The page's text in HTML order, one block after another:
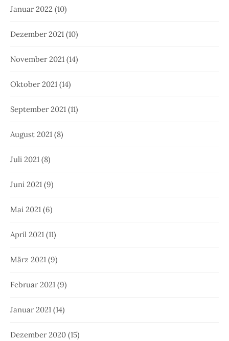
Januar 2022 (10)
Dezember 2021 (10)
November 2021 (14)
Oktober 2021 (14)
September 2021 (11)
August 2021 (8)
Juli 2021 (8)
Juni 2021 (9)
Mai 2021 (6)
April 2021 (11)
März 2021 (9)
Februar 2021 (9)
Januar 2021 (14)
Dezember 2020 (15)